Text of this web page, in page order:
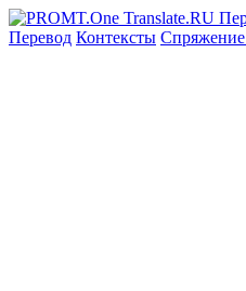
Перевод Контексты Спряжение